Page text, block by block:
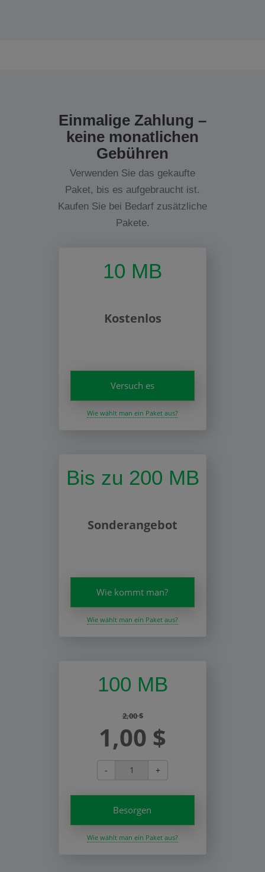
Einmalige Zahlung –
keine monatlichen
Gebühren
Verwenden Sie das gekaufte
Paket, bis es aufgebraucht ist.
Kaufen Sie bei Bedarf zusätzliche
Pakete.
10 MB
Kostenlos
Versuch es
Wie wählt man ein Paket aus?
Bis zu 200 MB
Sonderangebot
Wie kommt man?
Wie wählt man ein Paket aus?
100 MB
2,00 $
1,00 $
- +
Besorgen
Wie wählt man ein Paket aus?